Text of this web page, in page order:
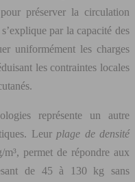
préserver la circulation
par la capacité des
uniformément les charges
les contraintes locales
représente un autre
Leur plage de densité
permet de répondre aux
de 45 à 130 kg sans